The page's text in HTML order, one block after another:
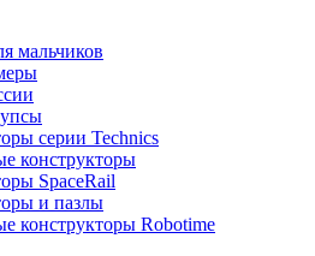
мальчиков
серии Technics
конструкторы
SpaceRail
и пазлы
конструкторы Robotime